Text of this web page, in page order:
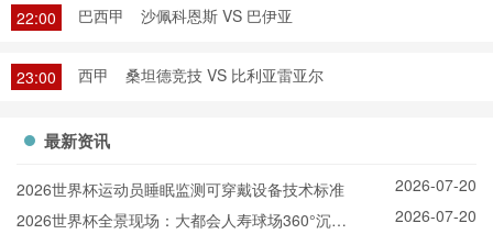
22:00 巴西甲 沙佩科恩斯 VS 巴伊亚
23:00 西甲 桑坦德竞技 VS 比利亚雷亚尔
最新资讯
2026世界杯运动员睡眠监测可穿戴设备技术标准
2026-07-20
2026世界杯全景现场：大都会人寿球场360°沉浸
2026-07-20